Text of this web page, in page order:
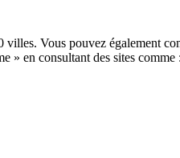
Vous pouvez également
» en consultant des sites comme :